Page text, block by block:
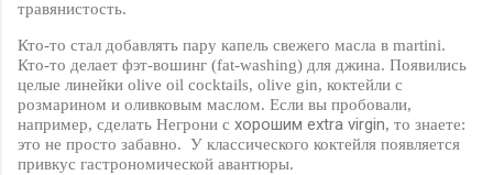
травянистость.
Кто-то стал добавлять пару капель свежего масла в martini.
Кто-то делает фэт-вошинг (fat-washing) для джина. Появились
целые линейки olive oil cocktails, olive gin, коктейли с
розмарином и оливковым маслом. Если вы пробовали,
например, сделать Негрони с хорошим extra virgin, то знаете:
это не просто забавно. У классического коктейля появляется
привкус гастрономической авантюры.